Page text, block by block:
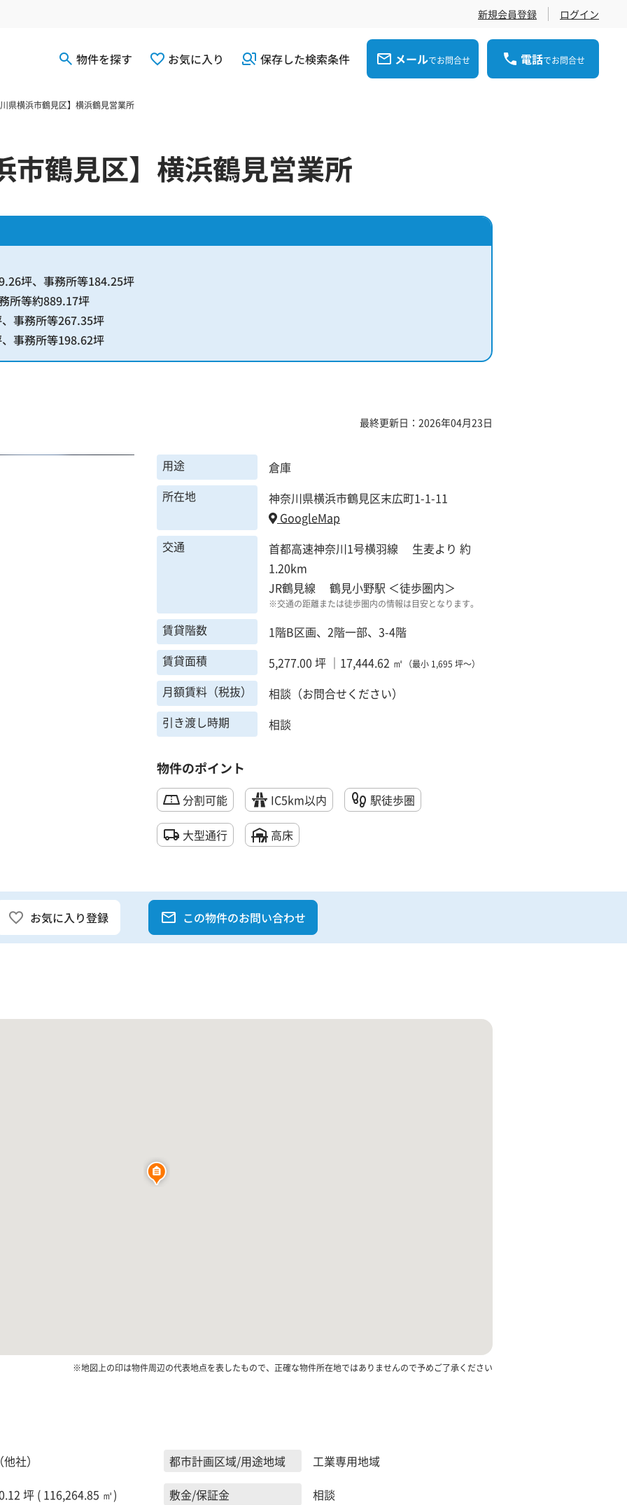
新規会員登録 ログイン
物件を探す お気に入り 保存した検索条件 メールでお問合せ 電話でお問合せ
県横浜市鶴見区】横浜鶴見営業所
市鶴見区】横浜鶴見営業所
坪、事務所等184.25坪
所等約889.17坪
事務所等267.35坪
事務所等198.62坪
最終更新日：2026年04月23日
用途
倉庫
所在地
神奈川県横浜市鶴見区末広町1-1-11
GoogleMap
交通
首都高速神奈川1号横羽線 生麦より 約
1.20km
JR鶴見線 鶴見小野駅 ＜徒歩圏内＞
※交通の距離または徒歩圏内の情報は目安となります。
賃貸階数
1階B区画、2階一部、3-4階
賃貸面積
5,277.00 坪 ｜17,444.62 ㎡ （最小 1,695 坪～）
月額賃料（税抜）
相談（お問合せください）
引き渡し時期
相談
物件のポイント
分割可能 IC5km以内 駅徒歩圏
大型通行 高床
お気に入り登録 この物件のお問い合わせ
※地図上の印は物件周辺の代表地点を表したもので、正確な物件所在地ではありませんので予めご了承ください
社）
坪 ( 116,264.85 ㎡)
都市計画区域/用途地域
工業専用地域
敷金/保証金
相談